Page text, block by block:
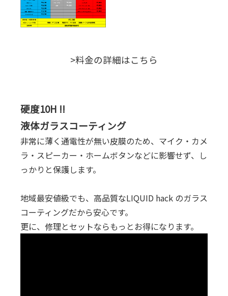
>料金の詳細はこちら
硬度10H !!
液体ガラスコーティング
非常に薄く通電性が無い皮膜のため、マイク・カメ
ラ・スピーカー・ホームボタンなどに影響せず、し
っかりと保護します。
地域最安値級でも、高品質なLIQUID hack のガラス
コーティングだから安心です。
更に、修理とセットならもっとお得になります。